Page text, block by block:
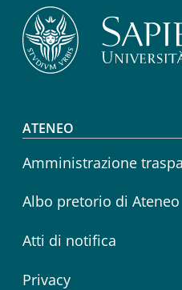
Footer
ATENEO
Amministrazione
Albo pretorio di Ateneo
Atti di notifica
Privacy